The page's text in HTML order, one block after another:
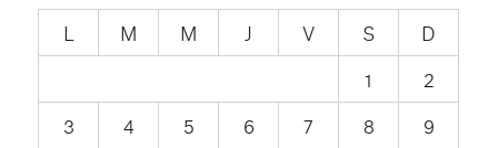
L M M J V S
D
1
2
3
4 5 6 7 8
9